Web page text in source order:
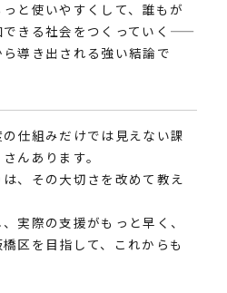
と使いやすくして、誰もが
できる社会をつくっていく——
導き出される強い結論で
仕組みだけでは見えない課
んあります。
、その大切さを改めて教え
実際の支援がもっと早く、
区を目指して、これからも